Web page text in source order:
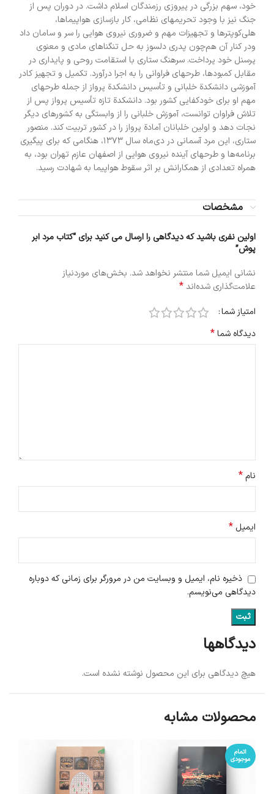
خود، سهم بزرگی در پیروزی رزمندگان اسلام داشت. در دوران پس از
جنگ نیز با وجود تحریمهای نظامی، کار بازسازی هواپیماها،
هلی‌کوپترها و تجهیزات مهم و ضروری نیروی هوایی را سر و سامان داد
ودر کنار آن هم‌چون پدری دلسوز به حل تنگناهای مادی و معنوی
پرسنل خود پرداخت. سرهنگ ستاری با استقامت روحی و پایداری در
مقابل کمبودها، طرحهای فراوانی را به اجرا درآورد. تکمیل و تجهیز کادر
آموزشی دانشکدة خلبانی و تأسیس دانشکدة پرواز از جمله طرحهای
مهم او برای خودکفایی کشور بود. دانشکدة تازه تأسیس پرواز پس از
تلاش فراوان توانست، آموزش خلبانی را از وابستگی به کشورهای دیگر
نجات دهد و اولین خلبانان آمادة پرواز را در کشور تربیت کند. منصور
ستاری، این مرد آسمانی در دی‌ماه سال ۱۳۷۳، هنگامی که برای پیگیری
برنامه‌ها و طرحهای آینده نیروی هوایی از اصفهان عازم تهران بود، به
همراه تعدادی از همکارانش بر اثر سقوط هواپیما به شهادت رسید.
مشخصات
دیدگاهها
هیچ دیدگاهی برای این محصول نوشته نشده است.
اولین نفری باشید که دیدگاهی را ارسال می کنید برای “کتاب مرد ابر
پوش”
نشانی ایمیل شما منتشر نخواهد شد. بخش‌های موردنیاز
علامت‌گذاری شده‌اند*
امتیاز شما
دیدگاه شما*
نام*
ایمیل*
ذخیره نام، ایمیل و وبسایت من در مرورگر برای زمانی که دوباره
دیدگاهی می‌نویسم.
محصولات مشابه
اتمام
موجودی